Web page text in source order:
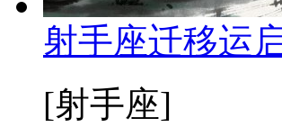
射手座迁移运
[射手座]